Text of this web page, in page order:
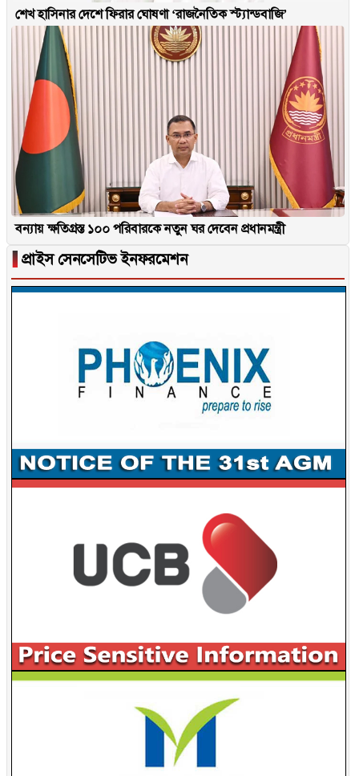
শেখ হাসিনার দেশে ফিরার ঘোষণা ‘রাজনৈতিক স্ট্যান্ডবাজি’
বন্যায় ক্ষতিগ্রস্ত ১০০ পরিবারকে নতুন ঘর দেবেন প্রধানমন্ত্রী
▐ প্রাইস সেনসেটিভ ইনফরমেশন